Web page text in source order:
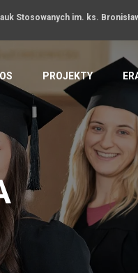
Stosowanych im. ks.
PROJEKTY